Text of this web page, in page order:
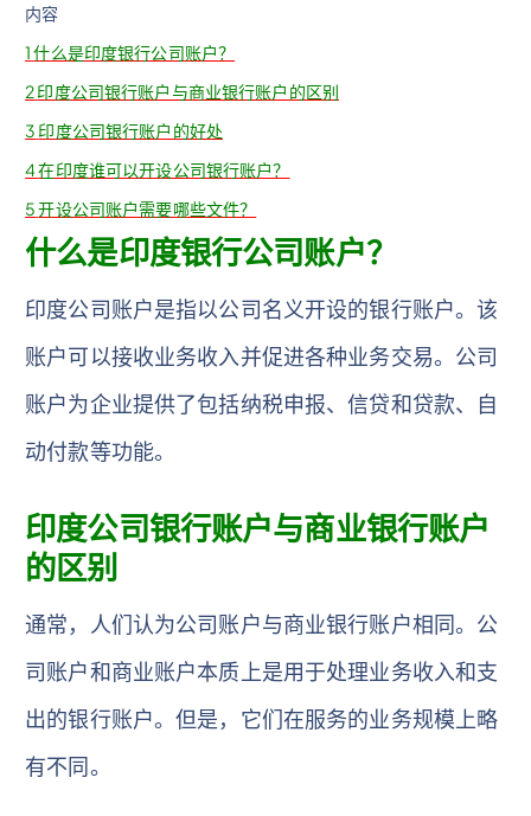
内容
1什么是印度银行公司账户？
2印度公司银行账户与商业银行账户的区别
3 印度公司银行账户的好处
4在印度谁可以开设公司银行账户？
5开设公司账户需要哪些文件？
什么是印度银行公司账户？
印度公司账户是指以公司名义开设的银行账户。该
账户可以接收业务收入并促进各种业务交易。公司
账户为企业提供了包括纳税申报、信贷和贷款、自
动付款等功能。
印度公司银行账户与商业银行账户
的区别
通常，人们认为公司账户与商业银行账户相同。公
司账户和商业账户本质上是用于处理业务收入和支
出的银行账户。但是，它们在服务的业务规模上略
有不同。